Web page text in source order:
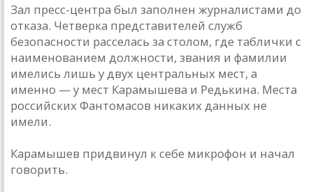
Зал пресс-центра был заполнен журналистами до
отказа. Четверка представителей служб
безопасности расселась за столом, где таблички с
наименованием должности, звания и фамилии
имелись лишь у двух центральных мест, а
именно — у мест Карамышева и Редькина. Места
российских Фантомасов никаких данных не
имели.
Карамышев придвинул к себе микрофон и начал
говорить.